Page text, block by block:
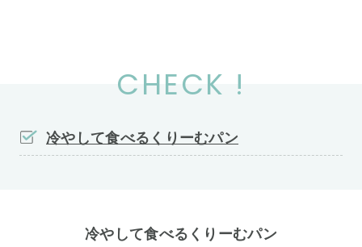
CHECK !
冷やして食べるくりーむパン
冷やして食べるくりーむパン